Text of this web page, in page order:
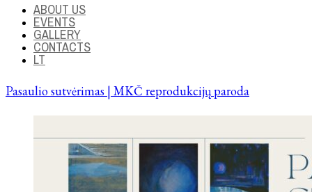
ABOUT US
EVENTS
GALLERY
CONTACTS
LT
Pasaulio sutvėrimas | MKČ reprodukcijų paroda